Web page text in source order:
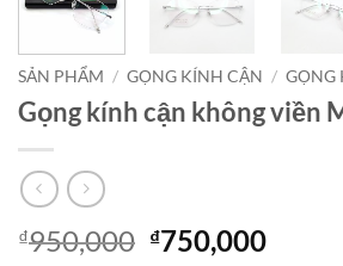
SẢN PHẨM / GỌNG KÍNH CẬN / GỌNG
Gọng kính cận không viền
₫950,000 Giá
₫750,000Giá